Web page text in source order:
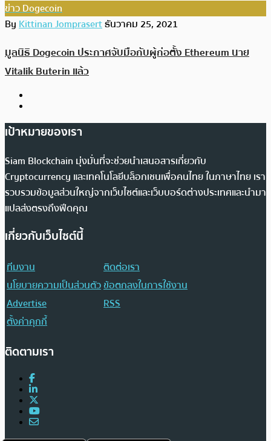
ข่าว Dogecoin
ByKittinan Jomprasertธันวาคม 25, 2021
มูลนิธิ Dogecoin ประกาศจับมือกับผู้ก่อตั้ง Ethereum นาย
Vitalik Buterin แล้ว
เป้าหมายของเรา
Siam Blockchain มุ่งมั่นที่จะช่วยนำเสนอสารเกี่ยวกับ
Cryptocurrency และเทคโนโลยีบล็อกเชนเพื่อคนไทย ในภาษาไทย เรา
รวบรวมข้อมูลส่วนใหญ่จากเว็บไซต์และเว็บบอร์ดต่างประเทศและนำมา
แปลส่งตรงถึงฟีดคุณ
เกี่ยวกับเว็บไซต์นี้
ทีมงาน
ติดต่อเรา
นโยบายความเป็นส่วนตัวข้อตกลงในการใช้งาน
Advertise
RSS
ตั้งค่าคุกกี้
ติดตามเรา